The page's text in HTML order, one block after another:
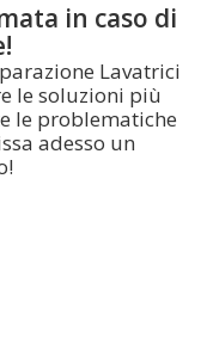
in caso di
Lavatrici
le soluzioni più
le problematiche
adesso un